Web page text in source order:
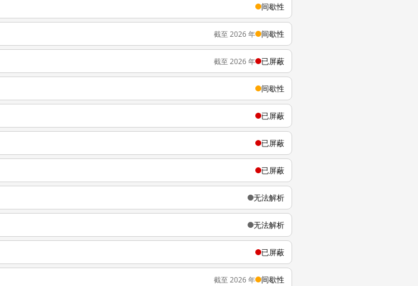
间歇性
截至 2026 年 间歇性
截至 2026 年 已屏蔽
间歇性
已屏蔽
已屏蔽
已屏蔽
无法解析
无法解析
已屏蔽
截至 2026 年 间歇性